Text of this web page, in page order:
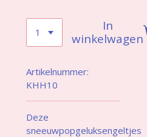
In
winkelwagen
Artikelnummer:
KHH10
Deze
sneeuwpopgeluksengeltjes